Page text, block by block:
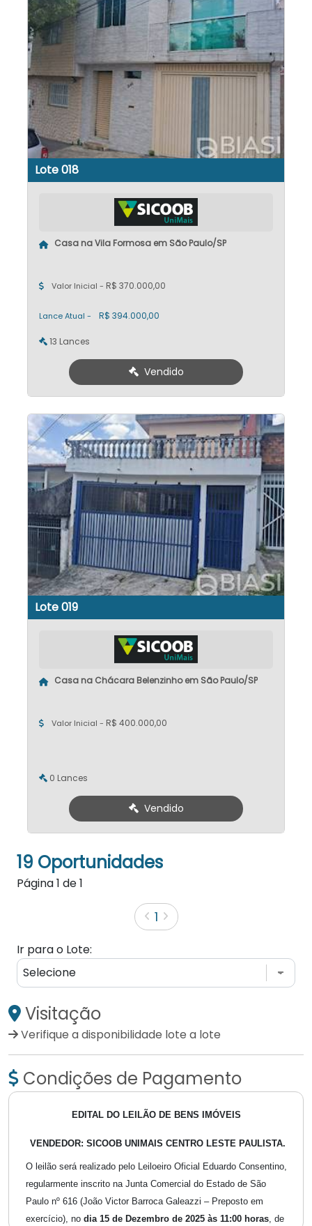
Lote 018
Casa na Vila Formosa em São Paulo/SP
Valor Inicial - R$ 370.000,00
Lance Atual - R$ 394.000,00
13 Lances
Vendido
Lote 019
Casa na Chácara Belenzinho em São Paulo/SP
Valor Inicial - R$ 400.000,00
0 Lances
Vendido
19 Oportunidades
Página1 de1
1
Ir para o Lote:
Visitação
Verifique a disponibilidade lote a lote
Condições de Pagamento
EDITAL DO LEILÃO DE BENS IMÓVEIS
VENDEDOR: SICOOB UNIMAIS CENTRO LESTE PAULISTA.
O leilão será realizado pelo Leiloeiro Oficial Eduardo Consentino,
regularmente inscrito na Junta Comercial do Estado de São
Paulo nº 616 (João Victor Barroca Galeazzi – Preposto em
exercício), no dia 15 de Dezembro de 2025 às 11:00 horas, de